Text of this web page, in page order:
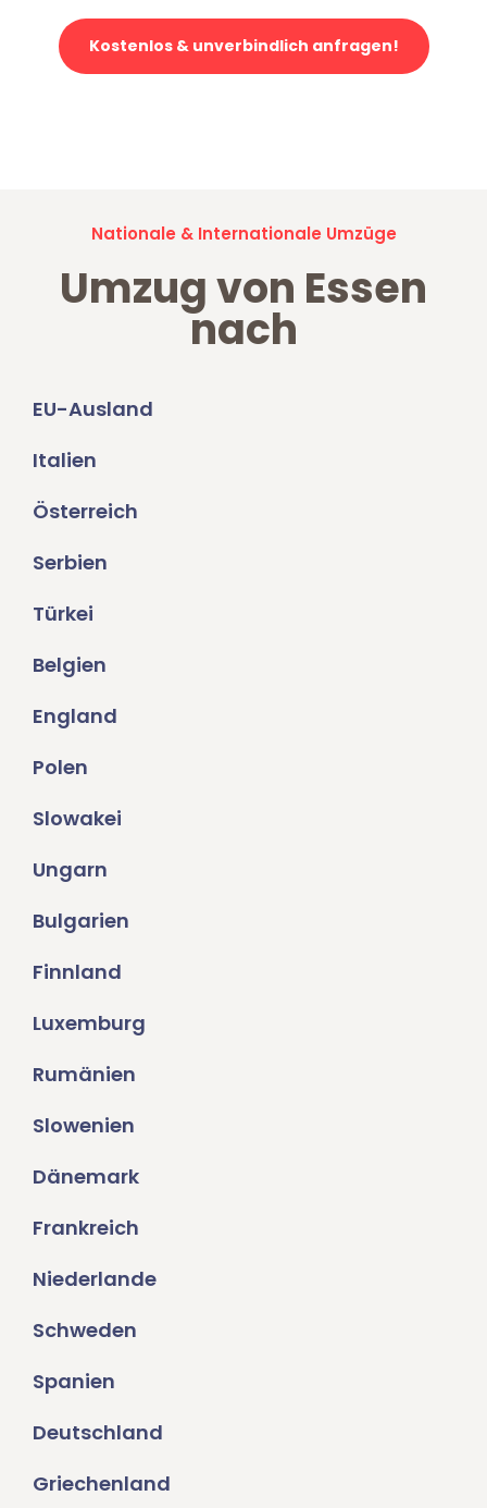
Kostenlos & unverbindlich anfragen!
Nationale & Internationale Umzüge
Umzug von Essen
nach
EU-Ausland
Italien
Österreich
Serbien
Türkei
Belgien
England
Polen
Slowakei
Ungarn
Bulgarien
Finnland
Luxemburg
Rumänien
Slowenien
Dänemark
Frankreich
Niederlande
Schweden
Spanien
Deutschland
Griechenland